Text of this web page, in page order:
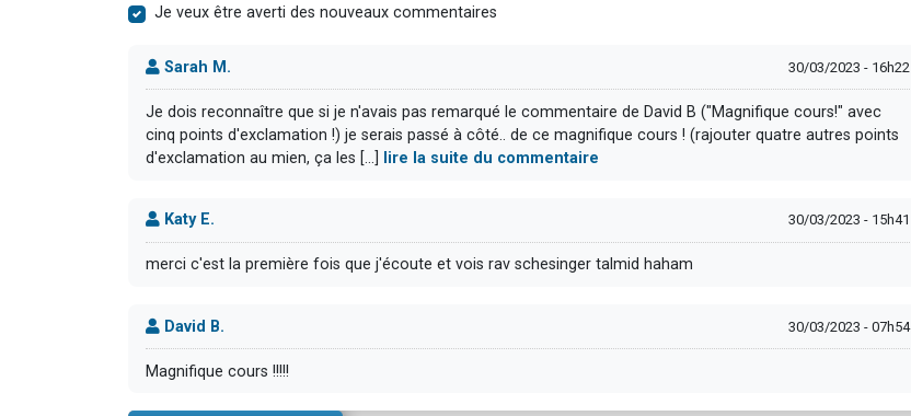
Je veux être averti des nouveaux commentaires
Sarah M. 30/03/2023 - 16h22
Je dois reconnaître que si je n'avais pas remarqué le commentaire de David B ("Magnifique cours!" avec
cinq points d'exclamation !) je serais passé à côté.. de ce magnifique cours ! (rajouter quatre autres points
d'exclamation au mien, ça les [...]
lire la suite du commentaire
Katy E. 30/03/2023 - 15h41
merci c'est la première fois que j'écoute et vois rav schesinger talmid haham
David B. 30/03/2023 - 07h54
Magnifique cours !!!!!